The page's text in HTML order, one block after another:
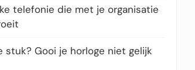
telefonie die met je organisatie
stuk? Gooi je horloge niet gelijk